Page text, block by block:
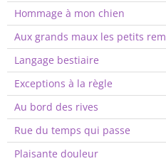
Hommage à mon chien
Aux grands maux les petits rem
Langage bestiaire
Exceptions à la règle
Au bord des rives
Rue du temps qui passe
Plaisante douleur